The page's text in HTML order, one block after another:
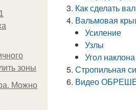
зоны
Можно
Как сделать
Вальмовая
Усиление
Узлы
Угол
Стропильная
Видео